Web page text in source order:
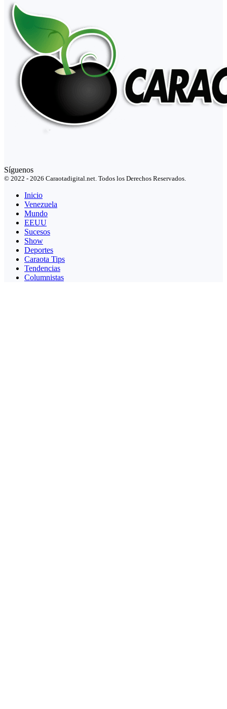
Síguenos
© 2022 - 2026 Caraotadigital.net. Todos los Derechos Reservados.
Inicio
Venezuela
Mundo
EEUU
Sucesos
Show
Deportes
Caraota Tips
Tendencias
Columnistas